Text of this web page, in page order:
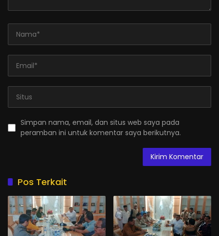
Simpan nama, email, dan situs web saya pada
peramban ini untuk komentar saya berikutnya.
Pos Terkait